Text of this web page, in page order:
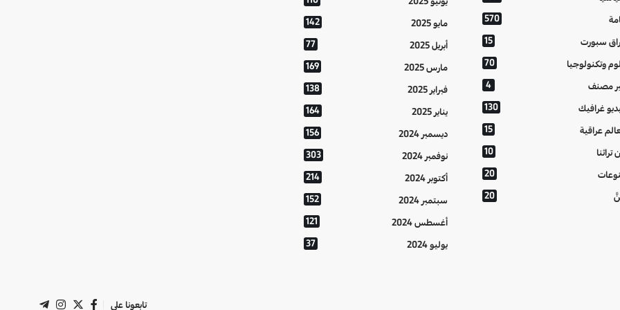
570
سبورت 15
وتكنولوجيا 70
مصنف 4
غرافيك 130
عراقية 15
تراثنا 10
20
20
مايو 2025 142
أبريل 2025 77
مارس 2025 169
فبراير 2025 138
يناير 2025 164
ديسمبر 2024 156
نوفمبر 2024 303
أكتوبر 2024 214
سبتمبر 2024 152
أغسطس 2024 121
يوليو 2024 37
تابعونا على